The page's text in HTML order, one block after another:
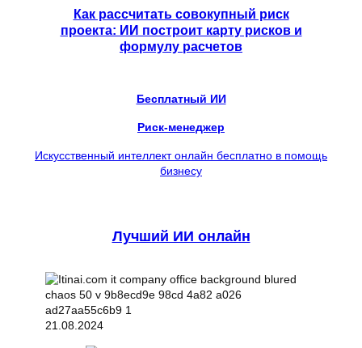
Как рассчитать совокупный риск
проекта: ИИ построит карту рисков и
формулу расчетов
Бесплатный ИИ
Риск-менеджер
Искусственный интеллект онлайн бесплатно в помощь
бизнесу
Лучший ИИ онлайн
21.08.2024